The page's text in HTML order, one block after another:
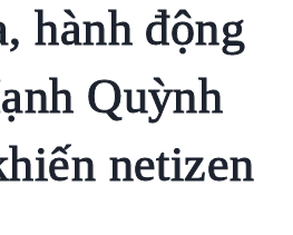
hành động
Quỳnh
netizen